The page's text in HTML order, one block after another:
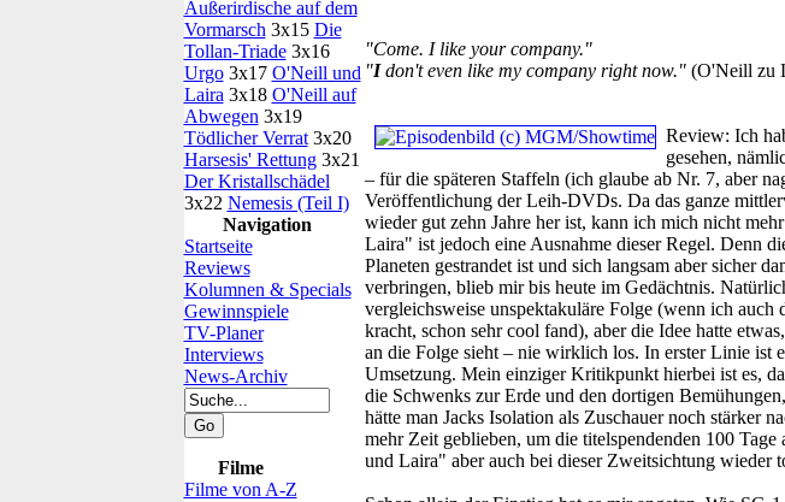
Außerirdische auf dem
Vormarsch 3x15 Die
Tollan-Triade3x16
Urgo3x17 O'Neill und
Laira 3x18 O'Neill auf
Abwegen 3x19
Tödlicher Verrat3x20
Harsesis' Rettung3x21
Der Kristallschädel
3x22 Nemesis (Teil I)
Navigation
Startseite
Reviews
Kolumnen & Specials
Gewinnspiele
TV-Planer
Interviews
News-Archiv
Filme
Filme von A-Z
"Come. I like your company."
"Idon't even like my company right now."(O'Neill zu
Review: Ich
gesehen,
– für die späteren Staffeln (ich glaube ab Nr. 7, aber
Veröffentlichung der Leih-DVDs. Da das ganze
wieder gut zehn Jahre her ist, kann ich mich nicht
Laira" ist jedoch eine Ausnahme dieser Regel. Denn
Planeten gestrandet ist und sich langsam aber sicher
verbringen, blieb mir bis heute im Gedächtnis.
vergleichsweise unspektakuläre Folge (wenn ich auch
kracht, schon sehr cool fand), aber die Idee hatte
an die Folge sieht – nie wirklich los. In erster Linie ist
Umsetzung. Mein einziger Kritikpunkt hierbei ist es,
die Schwenks zur Erde und den dortigen
hätte man Jacks Isolation als Zuschauer noch stärker
mehr Zeit geblieben, um die titelspendenden 100
und Laira" aber auch bei dieser Zweitsichtung wieder